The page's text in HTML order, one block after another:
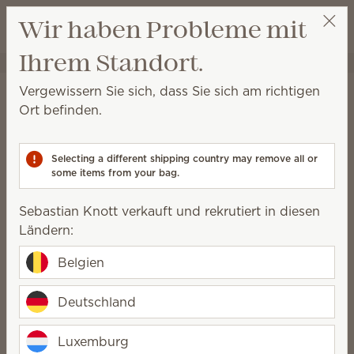
Wunschliste
Warenkorb
Sebastian Knott Party auswählen
Scentsy Suds
Scentsy Suds
Waschmittelblätter mit herrlich frischem Duft, die Sie
ganz einfach in Ihre Waschmaschine legen.
1 Ergebnis
Filter Relevanz
Scentsy Suds
Clothesline
34,00 €
Quantity
Wir haben Probleme mit
Ihrem Standort.
Vergewissern Sie sich, dass Sie sich am richtigen
Ort befinden.
Selecting a different shipping country may remove all or
some items from your bag.
Sebastian Knott verkauft und rekrutiert in diesen
Ländern:
Belgien
Deutschland
Luxemburg